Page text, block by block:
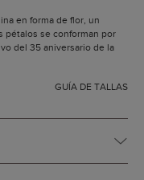
en forma de flor, un
pétalos se conforman por
del 35 aniversario de la
GUÍA DE TALLAS